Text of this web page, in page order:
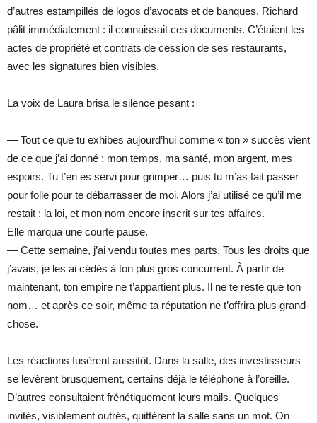
d’autres estampillés de logos d’avocats et de banques. Richard
pâlit immédiatement : il connaissait ces documents. C’étaient les
actes de propriété et contrats de cession de ses restaurants,
avec les signatures bien visibles.
La voix de Laura brisa le silence pesant :
— Tout ce que tu exhibes aujourd’hui comme « ton » succès vient
de ce que j’ai donné : mon temps, ma santé, mon argent, mes
espoirs. Tu t’en es servi pour grimper… puis tu m’as fait passer
pour folle pour te débarrasser de moi. Alors j’ai utilisé ce qu’il me
restait : la loi, et mon nom encore inscrit sur tes affaires.
Elle marqua une courte pause.
— Cette semaine, j’ai vendu toutes mes parts. Tous les droits que
j’avais, je les ai cédés à ton plus gros concurrent. À partir de
maintenant, ton empire ne t’appartient plus. Il ne te reste que ton
nom… et après ce soir, même ta réputation ne t’offrira plus grand-
chose.
Les réactions fusèrent aussitôt. Dans la salle, des investisseurs
se levèrent brusquement, certains déjà le téléphone à l’oreille.
D’autres consultaient frénétiquement leurs mails. Quelques
invités, visiblement outrés, quittèrent la salle sans un mot. On